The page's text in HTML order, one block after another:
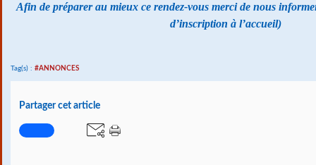
Afin de préparer au mieux ce rendez-vous merci de nous
d’inscription à l’accueil)
Tag(s) : #ANNONCES
Partager cet article